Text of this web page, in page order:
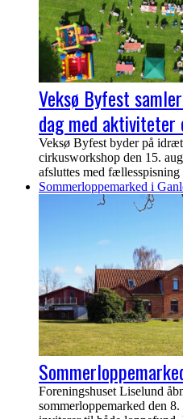
Veksø Byfest
dag med
Veksø Byfest byder på
cirkusworkshop den 15.
afsluttes med
Sommerloppemarked i
Foreningshuset Liselund
sommerloppemarked den